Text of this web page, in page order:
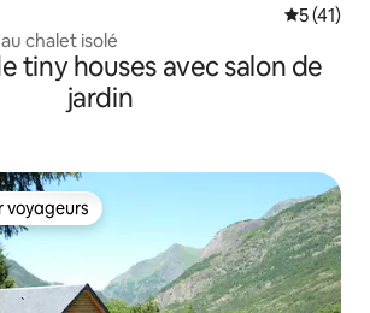
5 (41)
chalet isolé
tiny houses avec salon de
jardin
les plus appréciés